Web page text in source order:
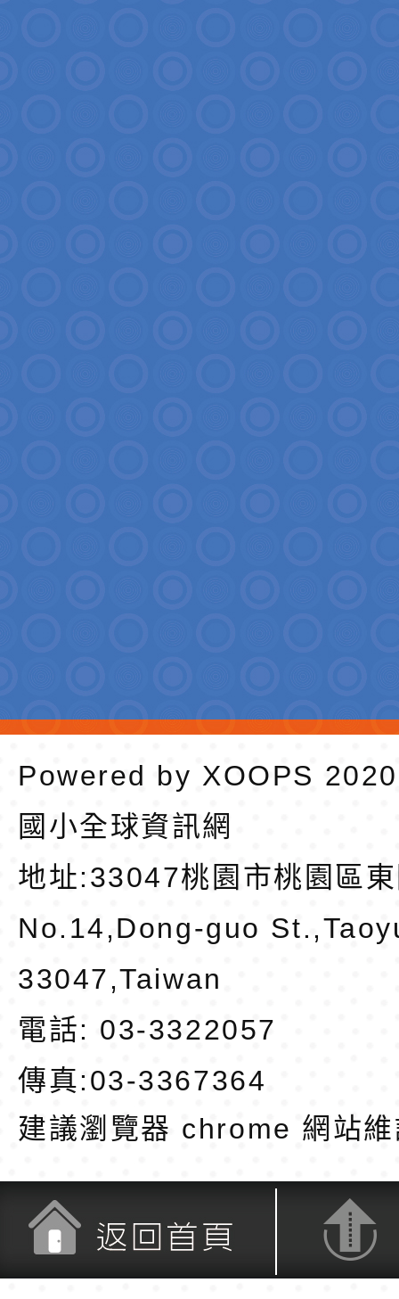
Powered by XOOPS
國小全球資訊網
地址:33047桃園市桃園區
No.14,Dong-guo
33047,Taiwan
電話: 03-3322057
傳真:03-3367364
建議瀏覽器 chrome 網站